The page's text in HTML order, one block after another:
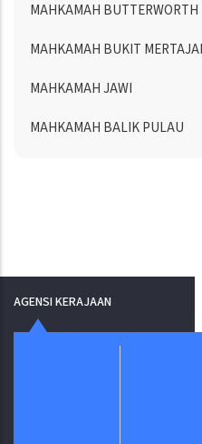
MAHKAMAH BUTTERWORTH
MAHKAMAH BUKIT
MAHKAMAH JAWI
MAHKAMAH BALIK PULAU
AGENSI KERAJAAN